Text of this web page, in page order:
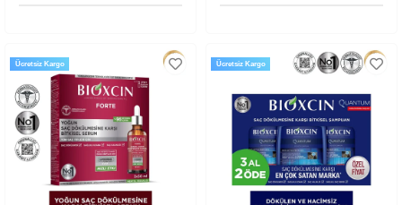
Ücretsiz Kargo Ücretsiz Kargo